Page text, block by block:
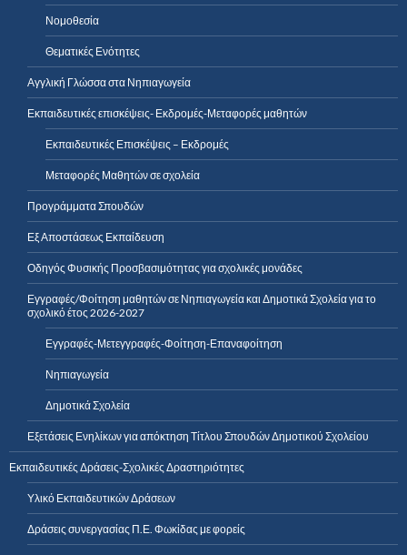
Νομοθεσία
Θεματικές Ενότητες
Αγγλική Γλώσσα στα Νηπιαγωγεία
Εκπαιδευτικές επισκέψεις- Εκδρομές-Μεταφορές μαθητών
Εκπαιδευτικές Επισκέψεις – Εκδρομές
Μεταφορές Μαθητών σε σχολεία
Προγράμματα Σπουδών
Εξ Αποστάσεως Εκπαίδευση
Οδηγός Φυσικής Προσβασιμότητας για σχολικές μονάδες
Εγγραφές/Φοίτηση μαθητών σε Νηπιαγωγεία και Δημοτικά Σχολεία για το
σχολικό έτος 2026-2027
Εγγραφές-Μετεγγραφές-Φοίτηση-Επαναφοίτηση
Νηπιαγωγεία
Δημοτικά Σχολεία
Εξετάσεις Ενηλίκων για απόκτηση Τίτλου Σπουδών Δημοτικού Σχολείου
Εκπαιδευτικές Δράσεις-Σχολικές Δραστηριότητες
Υλικό Εκπαιδευτικών Δράσεων
Δράσεις συνεργασίας Π.Ε. Φωκίδας με φορείς